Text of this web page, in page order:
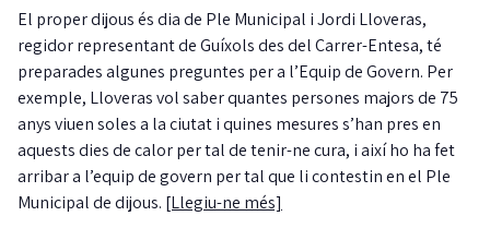
El proper dijous és dia de Ple Municipal i Jordi Lloveras,
regidor representant de Guíxols des del Carrer-Entesa, té
preparades algunes preguntes per a l’Equip de Govern. Per
exemple, Lloveras vol saber quantes persones majors de 75
anys viuen soles a la ciutat i quines mesures s’han pres en
aquests dies de calor per tal de tenir-ne cura, i així ho ha fet
arribar a l’equip de govern per tal que li contestin en el Ple
Municipal de dijous. [Llegiu-ne més]